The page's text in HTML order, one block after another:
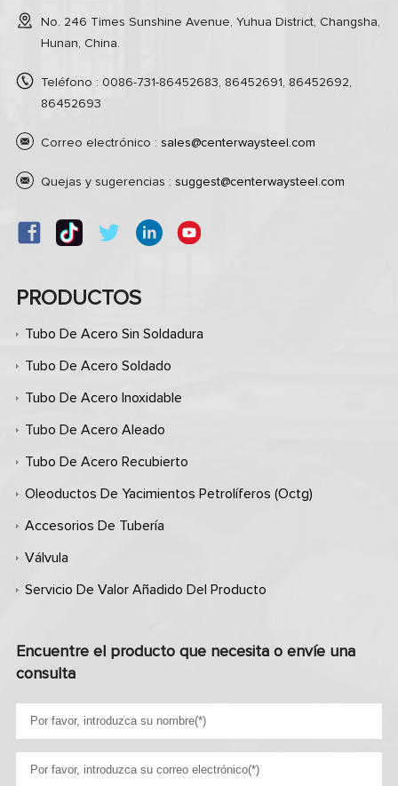
No. 246 Times Sunshine Avenue, Yuhua District, Changsha,
Hunan, China.
Teléfono : 0086-731-86452683, 86452691, 86452692,
86452693
Correo electrónico : sales@centerwaysteel.com
Quejas y sugerencias : suggest@centerwaysteel.com
PRODUCTOS
Tubo De Acero Sin Soldadura
Tubo De Acero Soldado
Tubo De Acero Inoxidable
Tubo De Acero Aleado
Tubo De Acero Recubierto
Oleoductos De Yacimientos Petrolíferos (octg)
Accesorios De Tubería
Válvula
Servicio De Valor Añadido Del Producto
Encuentre el producto que necesita o envíe una
consulta